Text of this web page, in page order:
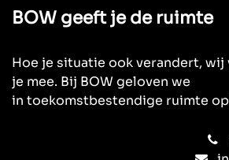
BOW geeft je de ruimte
Hoe je situatie ook verandert, wij
je mee. Bij BOW geloven we
in toekomstbestendige ruimte